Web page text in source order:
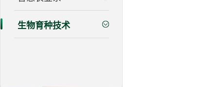
生物育种技术